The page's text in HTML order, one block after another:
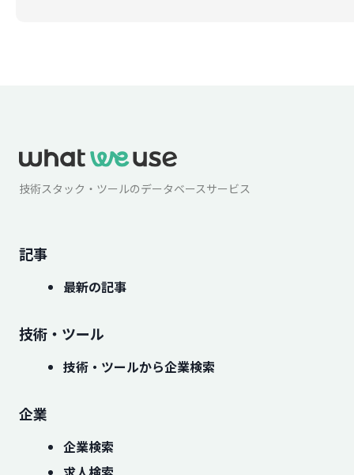
技術スタック・ツールのデータベースサービス
記事
最新の記事
技術・ツール
技術・ツールから企業検索
企業
企業検索